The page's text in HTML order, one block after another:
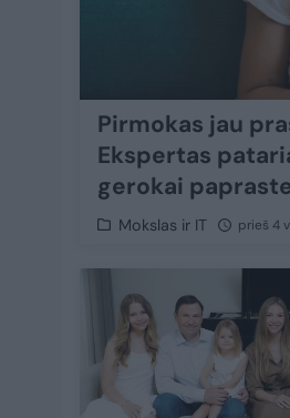
Pirmokas jau
Ekspertas
gerokai
Mokslas ir IT prieš 4